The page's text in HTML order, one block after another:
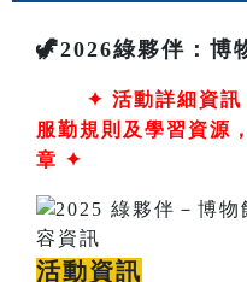
🦖2026綠夥伴：博
✦ 活動詳細資訊
服勤規則及學習資源
章 ✦
活動資訊